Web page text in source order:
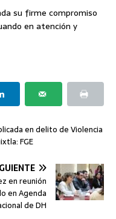
su firme compromiso
en atención y
en delito de Violencia
FGE
en reunión
en Agenda
de DH